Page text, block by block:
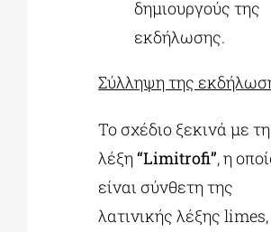
δημιουργούς της
εκδήλωσης.
Σύλληψη της
Το σχέδιο ξεκινά με τη
λέξη“Limitrofi”, η
είναι σύνθετη της
λατινικής λέξης limes,